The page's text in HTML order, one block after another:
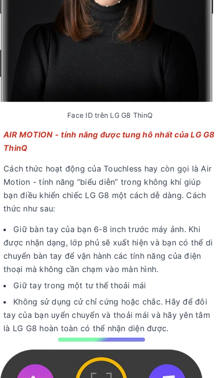
Face ID trên LG G8 ThinQ
AIR MOTION - tính năng được tung hô nhất của LG G8
ThinQ
Cách thức hoạt động của Touchless hay còn gọi là Air
Motion - tính năng “biểu diễn” trong không khí giúp
bạn điều khiển chiếc LG G8 một cách dễ dàng. Cách
thức như sau:
Giữ bàn tay của bạn 6-8 inch trước máy ảnh. Khi
được nhận dạng, lớp phủ sẽ xuất hiện và bạn có thể di
chuyển bàn tay để vận hành các tính năng của điện
thoại mà không cần chạm vào màn hình.
Giữ tay trong một tư thế thoải mái
Không sử dụng cử chỉ cứng hoặc chắc. Hãy để đôi
tay của bạn uyển chuyển và thoải mái và hãy yên tâm
là LG G8 hoàn toàn có thể nhận diện được.